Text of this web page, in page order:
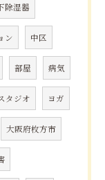
除湿器
ン 中区
部屋 病気
タジオ ヨガ
大阪府枚方市